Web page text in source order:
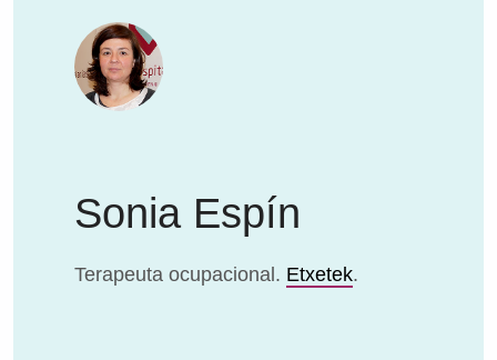
Sonia Espín
Terapeuta ocupacional. Etxetek.